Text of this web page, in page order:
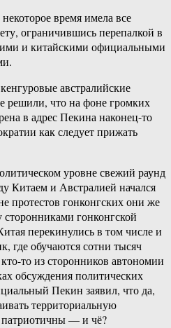
время имела все
ограничившись перепалкой в
и китайскими официальными
австралийские
что на фоне громких
в адрес Пекина наконец-то
как следует прижать
уровне свежий раунд
Китаем и Австралией начался
протестов гонконгских они же
сторонниками гонконгской
перекинулись в том числе и
где обучаются сотни тысяч
то из сторонников автономии
обсуждения политических
Пекин заявил, что да,
территориальную
патриотичны — и чё?